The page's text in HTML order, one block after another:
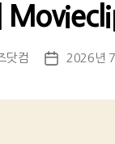
닷컴
Post2026년